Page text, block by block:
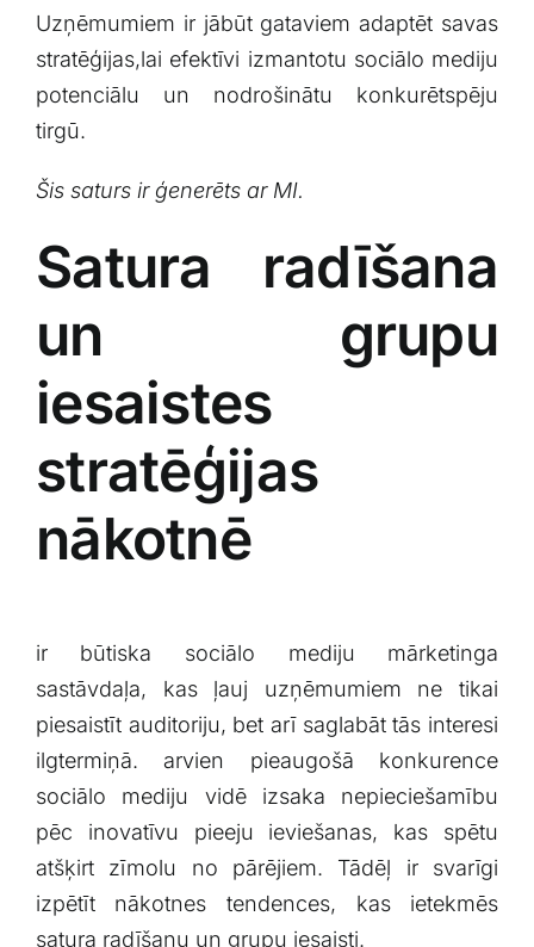
Uzņēmumiem ir jābūt gataviem adaptēt savas
stratēģijas,lai efektīvi izmantotu sociālo mediju
potenciālu‍ un nodrošinātu konkurētspēju
tirgū.
Šis saturs ir ģenerēts ar MI.
Satura radīšana
un⁤ grupu
iesaistes
stratēģijas
‌nākotnē
ir būtiska sociālo mediju mārketinga
sastāvdaļa,​ kas ļauj uzņēmumiem ne ⁣tikai
piesaistīt auditoriju, bet ⁤arī saglabāt tās interesi
ilgtermiņā. arvien pieaugošā konkurence
sociālo mediju vidē izsaka nepieciešamību
pēc inovatīvu pieeju ​ieviešanas, kas spētu
atšķirt zīmolu no pārējiem. Tādēļ ir svarīgi
izpētīt nākotnes tendences, kas ietekmēs
satura radīšanu​ un grupu iesaisti.